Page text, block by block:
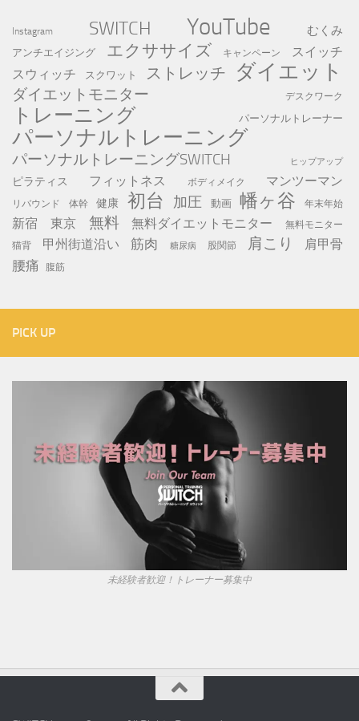
Instagram SWITCH YouTube むくみ
アンチエイジング エクササイズ キャンペーン
スイッチ
スウィッチ
スクワット ストレッチ ダイエット
ダイエットモニター デスクワーク
トレーニング パーソナルトレーナー
パーソナルトレーニング
パーソナルトレーニングSWITCH ヒップアップ
ピラティス フィットネス ボディメイク マンツーマン
リバウンド 体幹 健康 初台 加圧 動画 幡ヶ谷 年末年始
新宿 東京 無料 無料ダイエットモニター
無料モニター
猫背
甲州街道沿い 筋肉 糖尿病 股関節 肩こり 肩甲骨
腰痛 腹筋
PICK UP
未経験者歓迎！トレーナー募集中